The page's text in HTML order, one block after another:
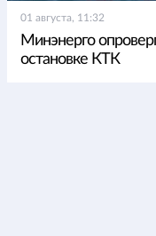
01 августа, 11:32
Минэнерго
остановке КТК